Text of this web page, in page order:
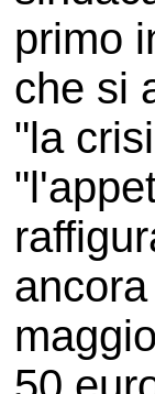
primo
che si
"la